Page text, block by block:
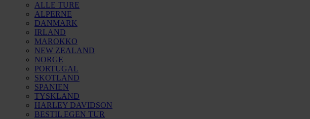
ALLE TURE
ALPERNE
DANMARK
IRLAND
MAROKKO
NEW ZEALAND
NORGE
PORTUGAL
SKOTLAND
SPANIEN
TYSKLAND
HARLEY DAVIDSON
BESTIL EGEN TUR